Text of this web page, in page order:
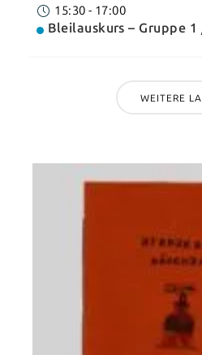
15:30 - 17:00
Bleilauskurs – Gruppe
WEITERE